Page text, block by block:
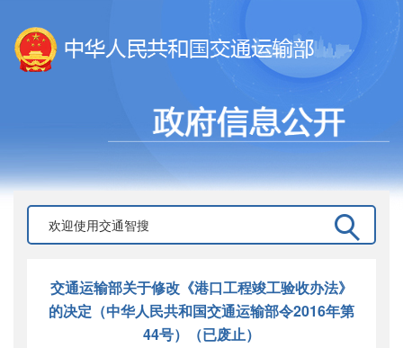
交通运输部关于修改《港口工程竣工验收办法》
的决定（中华人民共和国交通运输部令2016年第
44号）（已废止）